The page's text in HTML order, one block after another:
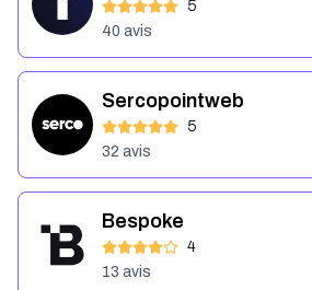
5
40 avis
Sercopointweb
5
32 avis
Bespoke
4
13 avis